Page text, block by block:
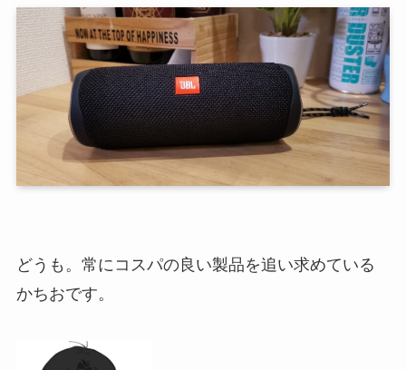
どうも。常にコスパの良い製品を追い求めている
かちおです。